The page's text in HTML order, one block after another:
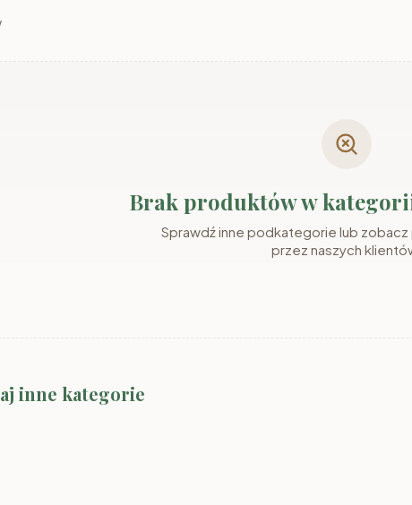
Brak produktów w
Sprawdź inne podkategorie lub
przez naszych
inne kategorie
II Meble SMYK III